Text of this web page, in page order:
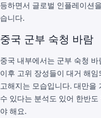
등하면서 글로벌 인플레이션
습니다.
중국 군부 숙청 바람
중국 내부에서는 군부 숙청
이후 고위 장성들이 대거 해
고해지는 모습입니다. 대만을
수 있다는 분석도 있어 한반
야 해요.